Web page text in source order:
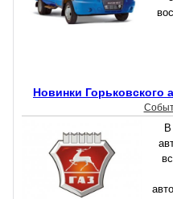
Новинки Горьковского